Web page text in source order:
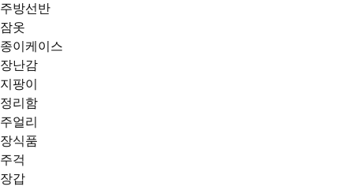
주방선반
잠옷
종이케이스
장난감
지팡이
정리함
주얼리
장식품
주걱
장갑